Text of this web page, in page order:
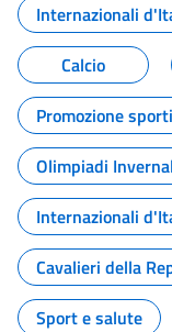
Internazionali
Calcio
Promozione
Olimpiadi
Internazionali
Cavalieri della
Sport e salute